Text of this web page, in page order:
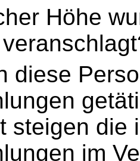
Höhe
diese
steigen die
im